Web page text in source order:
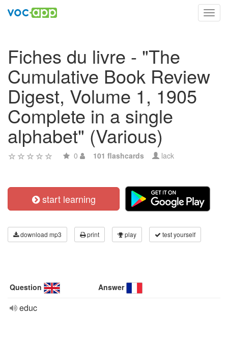
Fiches du livre - "The
Cumulative Book Review
Digest, Volume 1, 1905
Complete in a single
alphabet" (Various)
0 101 flashcards lack
start learning
download mp3 print play test yourself
Question Answer
educ